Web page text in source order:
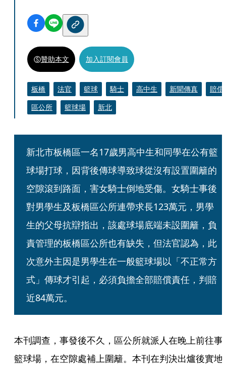
贊助本文 加入訂閱會員
板橋 法官 籃球 騎士 高中生 新聞傳真
賠償
區公所
籃球場 新北
新北市板橋區一名17歲男高中生和同學在公有籃
球場打球，因背後傳球導致球從沒有設置圍籬的
空隙滾到路面，害女騎士倒地受傷。女騎士事後
對男學生及板橋區公所連帶求長123萬元，男學
生的父母抗辯指出，該處球場底端未設圍籬，負
責管理的板橋區公所也有缺失，但法官認為，此
次意外主因是男學生在一般籃球場以「不正常方
式」傳球才引起，必須負擔全部賠償責任，判賠
近84萬元。
本刊調查，事發後不久，區公所就派人在晚上前往事
籃球場，在空隙處補上圍籬。本刊在判決出爐後實地